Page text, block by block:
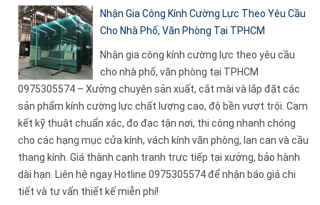
Nhận Gia Công Kính Cường Lực Theo Yêu Cầu
Cho Nhà Phố, Văn Phòng Tại TPHCM
Nhận gia công kính cường lực theo yêu cầu
cho nhà phố, văn phòng tại TPHCM
0975305574 – Xưởng chuyên sản xuất, cắt mài và lắp đặt các
sản phẩm kính cường lực chất lượng cao, độ bền vượt trội. Cam
kết kỹ thuật chuẩn xác, đo đạc tận nơi, thi công nhanh chóng
cho các hạng mục cửa kính, vách kính văn phòng, lan can và cầu
thang kính. Giá thành cạnh tranh trực tiếp tại xưởng, bảo hành
dài hạn. Liên hệ ngay Hotline 0975305574 để nhận báo giá chi
tiết và tư vấn thiết kế miễn phí!